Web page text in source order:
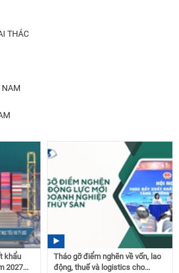
THÁC
NAM
khẩu
2027...
Tháo gỡ điểm nghẽn về vốn, lao
động, thuế và logistics cho...